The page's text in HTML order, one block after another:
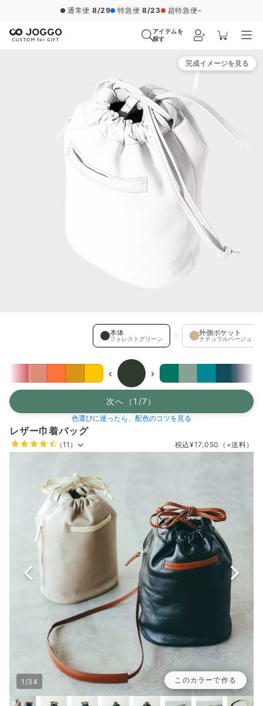
通常便 8/29 特急便 8/23 超特急便−
アイテムを
探す
完成イメージを見る
本体
フォレストグリーン
外側ポケット
ナチュラルベージュ
‹ ›
レザー巾着バッグ
（11） 税込¥17,050 （+送料）
次へ（1/7）
色選びに迷ったら、配色のコツを見る
1/34 このカラーで作る